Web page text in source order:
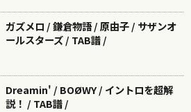
ガズメロ / 鎌倉物語 / 原由子 / サザンオ
ールスターズ / TAB譜 /
Dreamin' / BOØWY / イントロを超解
説！ / TAB譜 /